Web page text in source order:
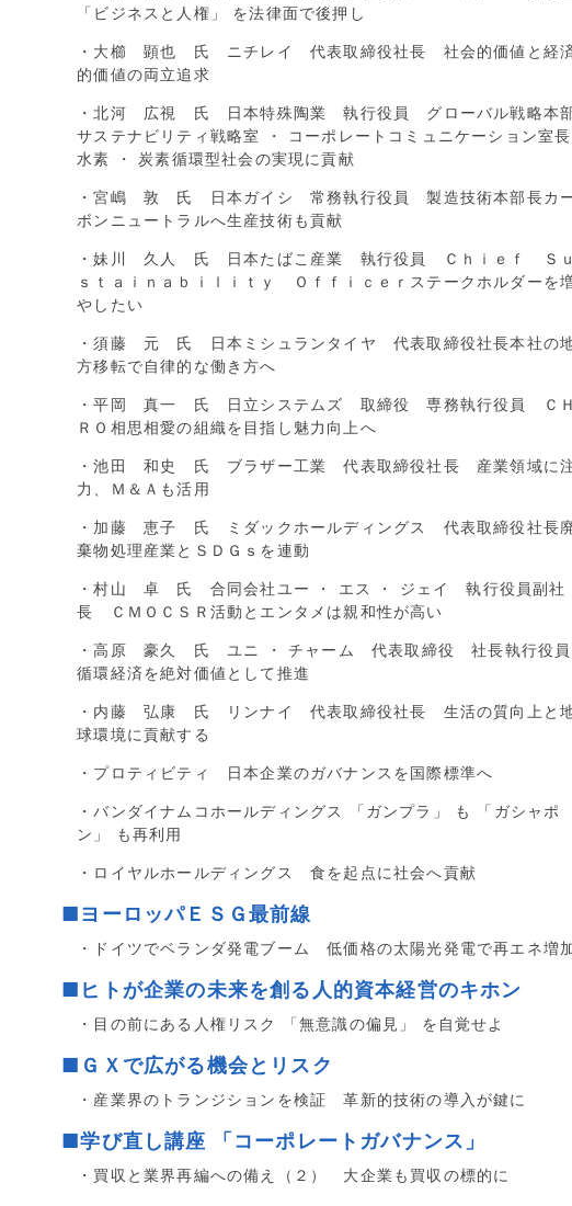
「ビジネスと人権」 を法律面で後押し
・大櫛 顕也 氏 ニチレイ 代表取締役社長 社会的価値と経
的価値の両立追求
・北河 広視 氏 日本特殊陶業 執行役員 グローバル戦略本
サステナビリティ戦略室 ・ コーポレートコミュニケーション室長
水素 ・ 炭素循環型社会の実現に貢献
・宮嶋 敦 氏 日本ガイシ 常務執行役員 製造技術本部長カ
ボンニュートラルへ生産技術も貢献
・妹川 久人 氏 日本たばこ産業 執行役員 Ｃｈｉｅｆ Ｓｕ
ｓｔａｉｎａｂｉｌｉｔｙ Ｏｆｆｉｃｅｒステークホルダーを
やしたい
・須藤 元 氏 日本ミシュランタイヤ 代表取締役社長本社の
方移転で自律的な働き方へ
・平岡 真一 氏 日立システムズ 取締役 専務執行役員 ＣＨ
ＲＯ相思相愛の組織を目指し魅力向上へ
・池田 和史 氏 ブラザー工業 代表取締役社長 産業領域に
力、Ｍ＆Ａも活用
・加藤 恵子 氏 ミダックホールディングス 代表取締役社長
棄物処理産業とＳＤＧｓを連動
・村山 卓 氏 合同会社ユー ・ エス ・ ジェイ 執行役員副社
長 ＣＭＯＣＳＲ活動とエンタメは親和性が高い
・高原 豪久 氏 ユニ ・ チャーム 代表取締役 社長執行役員
循環経済を絶対価値として推進
・内藤 弘康 氏 リンナイ 代表取締役社長 生活の質向上と
球環境に貢献する
・プロティビティ 日本企業のガバナンスを国際標準へ
・バンダイナムコホールディングス 「ガンプラ」 も 「ガシャポ
ン」 も再利用
・ロイヤルホールディングス 食を起点に社会へ貢献
■ヨーロッパＥＳＧ最前線
・ドイツでベランダ発電ブーム 低価格の太陽光発電で再エネ増
■ヒトが企業の未来を創る人的資本経営のキホン
・目の前にある人権リスク 「無意識の偏見」 を自覚せよ
■ＧＸで広がる機会とリスク
・産業界のトランジションを検証 革新的技術の導入が鍵に
■学び直し講座 「コーポレートガバナンス」
・買収と業界再編への備え（２） 大企業も買収の標的に